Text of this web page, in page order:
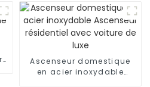
Ascenseur domestique
en acier inoxydable